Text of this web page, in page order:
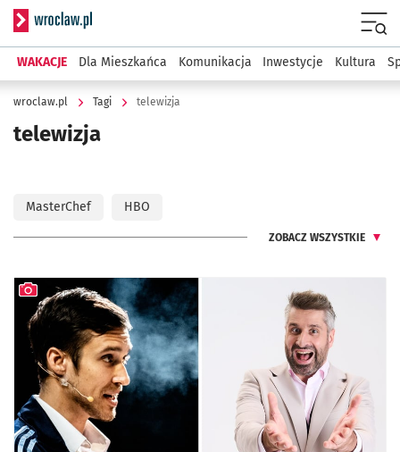
Serwis informacyjny wroclaw.pl
WAKACJE Dla Mieszkańca Komunikacja Inwestycje Kultura
wroclaw.pl Tagi telewizja
telewizja
MasterChef HBO
ZOBACZ WSZYSTKIE